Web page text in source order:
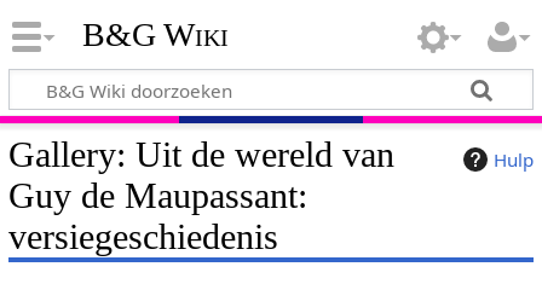
B&G Wiki
Hulp
Gallery: Uit de wereld van
Guy de Maupassant:
versiegeschiedenis